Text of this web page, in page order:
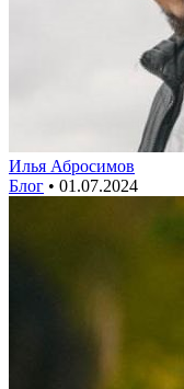
Илья Абросимов
Блог • 01.07.2024